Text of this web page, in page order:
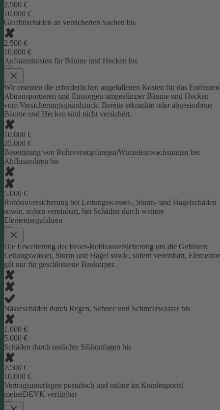
2.500 €
10.000 €
Graffitischäden an versicherten Sachen bis
2.500 €
10.000 €
Aufräumkosten für Bäume und Hecken bis
Wir ersetzen die erforderlichen angefallenen Kosten für das
Abtransportieren und Entsorgen umgestürzter Bäume und Hecken
vom Versicherungsgrundstück. Bereits erkrankte oder abgestorbene
Bäume und Hecken sind nicht versichert.
10.000 €
25.000 €
Beseitigung von Rohrverstopfungen/Wurzeleinwachsungen bei
Abflussrohren bis
5.000 €
Rohbauversicherung bei Leitungswasser-, Sturm- und Hagelschäden
sowie, sofern vereinbart, bei Schäden durch weitere
Elementargefahren
Die Erweiterung der Feuer-Rohbauversicherung um die Gefahren
Leitungswasser, Sturm und Hagel sowie, sofern vereinbart, Elementar
gilt nur für geschlossene Baukörper.
Nässeschäden durch Regen, Schnee und Schmelzwasser bis
1.000 €
5.000 €
Schäden durch undichte Silikonfugen bis
2.500 €
10.000 €
Vertragsunterlagen postalisch und online im Kundenportal
meineDEVK verfügbar